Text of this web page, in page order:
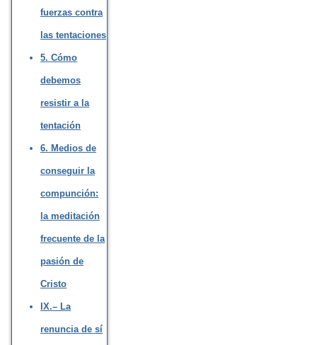
fuerzas contra
las tentaciones
5. Cómo
debemos
resistir a la
tentación
6. Medios de
conseguir la
compunción:
la meditación
frecuente de la
pasión de
Cristo
IX.– La
renuncia de sí